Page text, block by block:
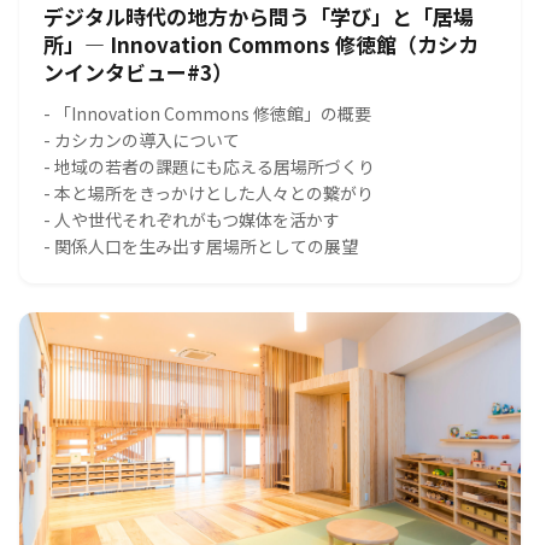
デジタル時代の地方から問う「学び」と「居場
所」― Innovation Commons 修徳館（カシカ
ンインタビュー#3）
- 「Innovation Commons 修徳館」の概要
- カシカンの導入について
- 地域の若者の課題にも応える居場所づくり
- 本と場所をきっかけとした人々との繋がり
- 人や世代それぞれがもつ媒体を活かす
- 関係人口を生み出す居場所としての展望